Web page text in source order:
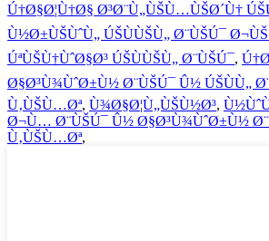
Ú†Ø§Ø¦Ù†Ø§ Ø³Ø¨Ù„ÙŠÙ…ÙŠØ´Ù†
Ù½Ø±ÙŠÙˆÙ„ ÚŠÙÙŠÙ„ Ø¨ÙŠÚ¯
ÚªÙŠÙ†ÙˆØ§Ø³ ÚŠÙÙŠÙ„ Ø¨ÙŠÚ¯,
Ø§Ø³Ù¾ÙˆØ±Ù½ Ø¨ÙŠÚ¯ Û½ ÚŠÙÙ„
Ù‚ÙŠÙ…Øª, Ù¾Ø§Ø¦Ù„ÙŠÙ½Ø³,
Ø¬Ù… Ø¨ÙŠÚ¯ Û½ Ø§Ø³Ù¾ÙˆØ±Ù½
Ù‚ÙŠÙ…Øª,